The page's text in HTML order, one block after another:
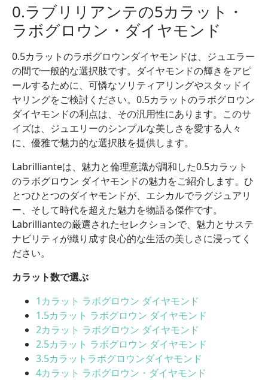
0.ラブリリアンテの5カラット・
ラボグロウン・ダイヤモンド
0.5カラットのラボグロウンダイヤモンドは、ジュエラー
の間で一般的な選択肢です。ダイヤモンドの輝きをアピ
ールするために、可憐なソリティアリングやスタッドイ
ヤリングをご検討ください。0.5カラットのラボグロウン
ダイヤモンドの利点は、その汎用性にあります。このサ
イズは、ジュエリーのシンプルな美しさを愛する人々
に、優雅で魅力的な選択肢を提供します。
Labrillianteは、魅力と倫理意識が調和した0.5カラット
のラボグロウン ダイヤモンドの魅力をご紹介します。ひ
とつひとつのダイヤモンドが、エシカルでラグジュアリ
ー、そして時代を超えた魅力を物語る傑作です。
Labrillianteの厳選されたセレクションで、魅力とサステ
ナビリティが織り成す良心的な生活の美しさに浸ってく
ださい。
カラット数で選ぶ
1カラット ラボグロウン ダイヤモンド
1.5カラット ラボグロウン ダイヤモンド
2カラット ラボグロウン ダイヤモンド
2.5カラット ラボグロウン ダイヤモンド
3.5カラットラボグロウンダイヤモンド
4カラット ラボグロウン・ダイヤモンド